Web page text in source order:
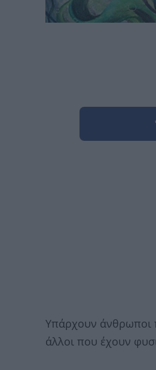
Υπάρχουν άνθρωποι
άλλοι που έχουν